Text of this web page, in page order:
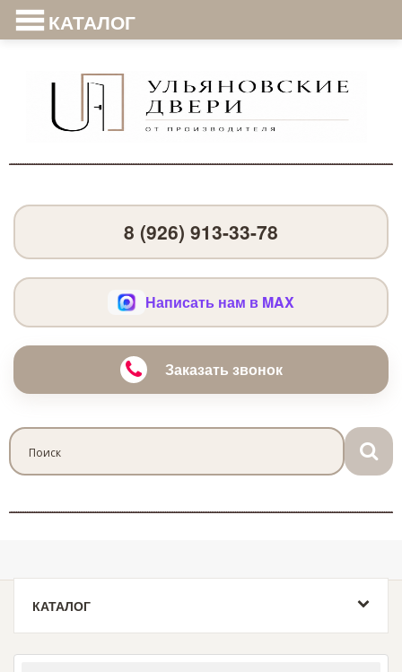
КАТАЛОГ
8 (926) 913-33-78
Написать нам в MAX
Заказать звонок
КАТАЛОГ